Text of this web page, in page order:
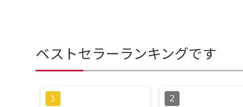
ベストセラーランキングです